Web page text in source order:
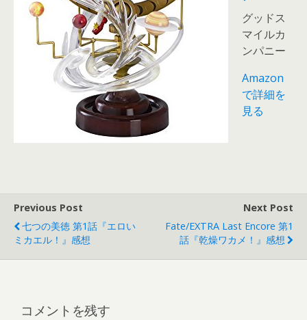
グッドス
マイルカ
ンパニー
Amazon
で詳細を
見る
Previous Post
七つの美徳 第1話『エロい
ミカエル！』感想
Next Post
Fate/EXTRA Last Encore 第1
話『乾燥ワカメ！』感想
コメントを残す